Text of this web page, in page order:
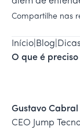
Compartilhe nas
Início Blog
O que é
Gustavo Cabral
CEO Jump